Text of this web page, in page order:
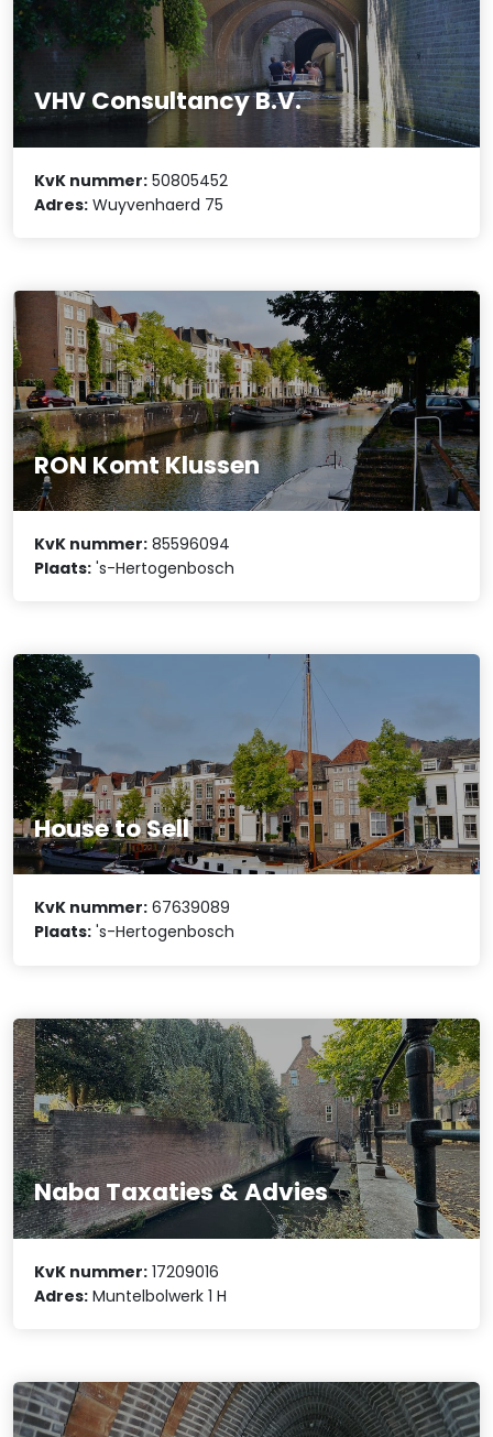
VHV Consultancy B.V.
KvK nummer: 50805452
Adres: Wuyvenhaerd 75
RON Komt Klussen
KvK nummer: 85596094
Plaats: 's-Hertogenbosch
House to Sell
KvK nummer: 67639089
Plaats: 's-Hertogenbosch
Naba Taxaties & Advies
KvK nummer: 17209016
Adres: Muntelbolwerk 1 H